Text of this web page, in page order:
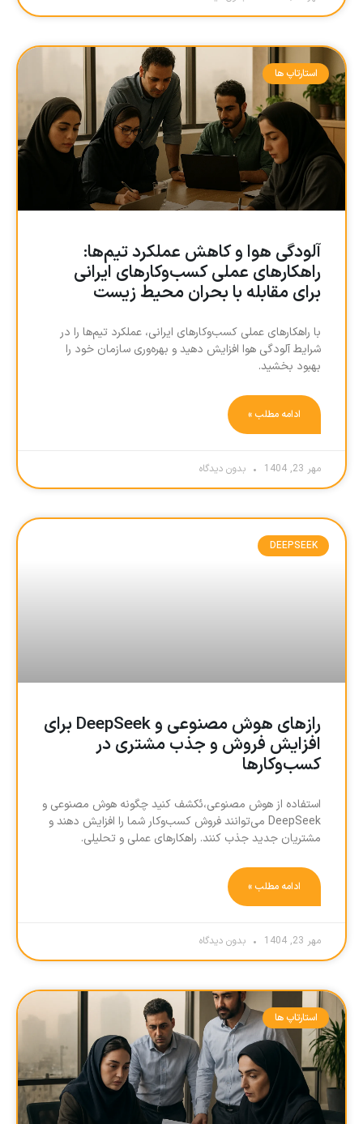
استارتاپ ها
آلودگی هوا و کاهش عملکرد تیم‌ها:
راهکارهای عملی کسب‌وکارهای ایرانی
برای مقابله با بحران محیط زیست
با راهکارهای عملی کسب‌وکارهای ایرانی، عملکرد تیم‌ها را در
شرایط آلودگی هوا افزایش دهید و بهره‌وری سازمان خود را
بهبود بخشید.
ادامه مطلب »
مهر 23, 1404 بدون دیدگاه
DEEPSEEK
رازهای هوش مصنوعی و DeepSeek برای
افزایش فروش و جذب مشتری در
کسب‌وکارها
استفاده از هوش مصنوعی،ئکشف کنید چگونه هوش مصنوعی و
DeepSeek می‌توانند فروش کسب‌وکار شما را افزایش دهند و
مشتریان جدید جذب کنند. راهکارهای عملی و تحلیلی.
ادامه مطلب »
مهر 23, 1404 بدون دیدگاه
استارتاپ ها